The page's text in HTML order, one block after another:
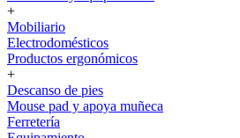
+
Mobiliario
Electrodomésticos
Productos ergonómicos
+
Descanso de pies
Mouse pad y apoya muñeca
Ferretería